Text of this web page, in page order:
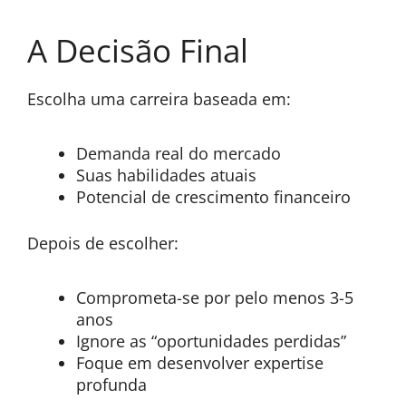
A Decisão Final
Escolha uma carreira baseada em:
Demanda real do mercado
Suas habilidades atuais
Potencial de crescimento financeiro
Depois de escolher:
Comprometa-se por pelo menos 3-5
anos
Ignore as “oportunidades perdidas”
Foque em desenvolver expertise
profunda